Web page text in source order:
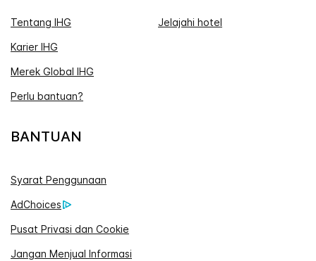
Tentang IHG
Karier IHG
Merek Global IHG
Perlu bantuan?
Jelajahi hotel
BANTUAN
Syarat Penggunaan
AdChoices
Pusat Privasi dan Cookie
Jangan Menjual Informasi